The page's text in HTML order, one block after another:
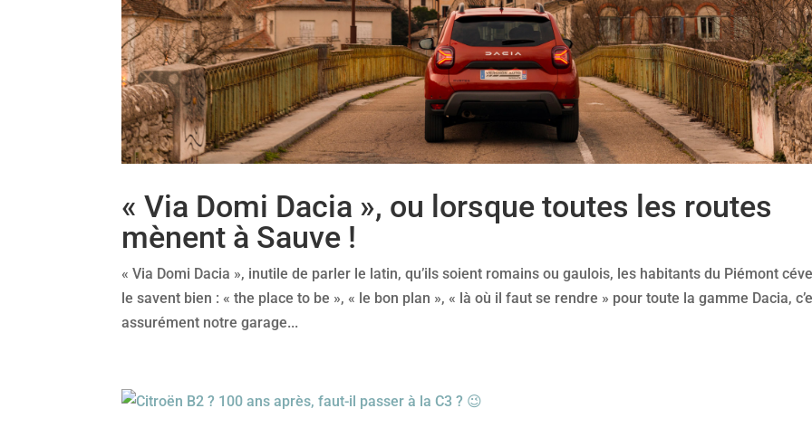
« Via Domi Dacia », ou lorsque toutes les routes
mènent à Sauve !
« Via Domi Dacia », inutile de parler le latin, qu’ils soient romains ou gaulois, les habitants du Piémont
le savent bien : « the place to be », « le bon plan », « là où il faut se rendre » pour toute la gamme Dacia,
assurément notre garage...